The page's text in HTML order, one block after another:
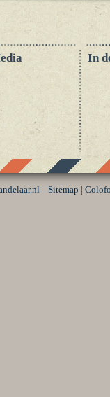
In
Sitemap |